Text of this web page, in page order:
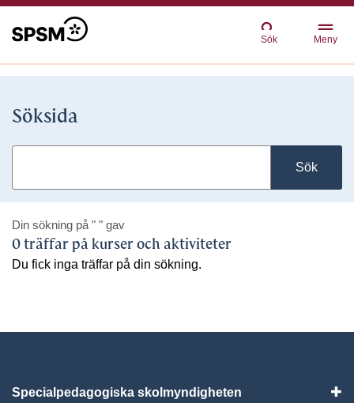
Sök Meny
Söksida
Sök
Din sökning på " " gav
0 träffar på kurser och aktiviteter
Du fick inga träffar på din sökning.
Specialpedagogiska skolmyndigheten